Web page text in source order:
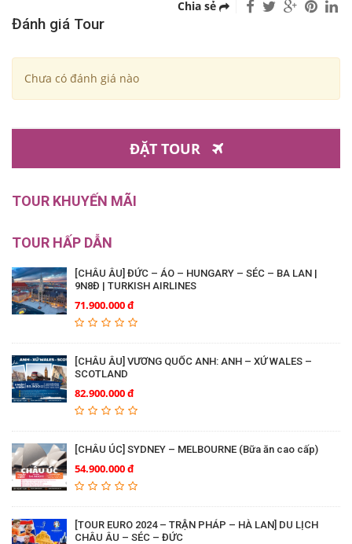
Chia sẻ
Đánh giá Tour
Chưa có đánh giá nào
đăng nhậpđể đăng nhận xét
ĐẶT TOUR
TOUR KHUYẾN MÃI
TOUR HẤP DẪN
[CHÂU ÂU] ĐỨC – ÁO – HUNGARY – SÉC – BA LAN |
9N8Đ | TURKISH AIRLINES
71.900.000 đ
[CHÂU ÂU] VƯƠNG QUỐC ANH: ANH – XỨ WALES –
SCOTLAND
82.900.000 đ
[CHÂU ÚC] SYDNEY – MELBOURNE (Bữa ăn cao cấp)
54.900.000 đ
[TOUR EURO 2024 – TRẬN PHÁP – HÀ LAN] DU LỊCH
CHÂU ÂU – SÉC – ĐỨC